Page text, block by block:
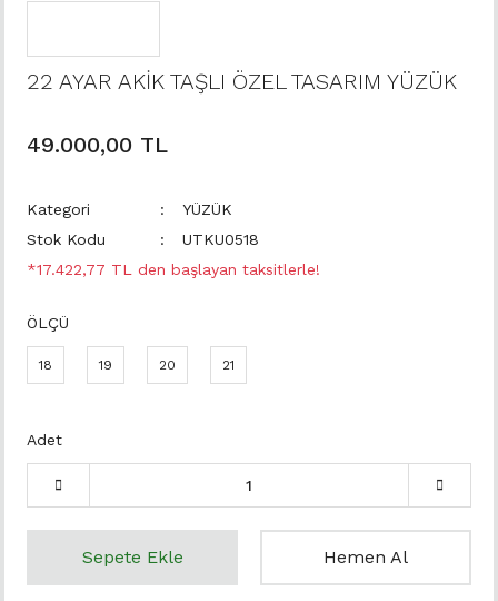
22 AYAR AKİK TAŞLI ÖZEL TASARIM YÜZÜK
49.000,00 TL
Kategori
YÜZÜK
Stok Kodu
UTKU0518
*17.422,77 TL den başlayan taksitlerle!
ÖLÇÜ
18 19 20 21
Adet
Sepete Ekle Hemen Al